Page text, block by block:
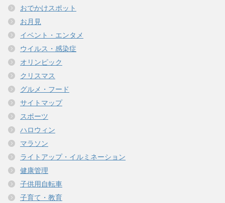
おでかけスポット
お月見
イベント・エンタメ
ウイルス・感染症
オリンピック
クリスマス
グルメ・フード
サイトマップ
スポーツ
ハロウィン
マラソン
ライトアップ・イルミネーション
健康管理
子供用自転車
子育て・教育